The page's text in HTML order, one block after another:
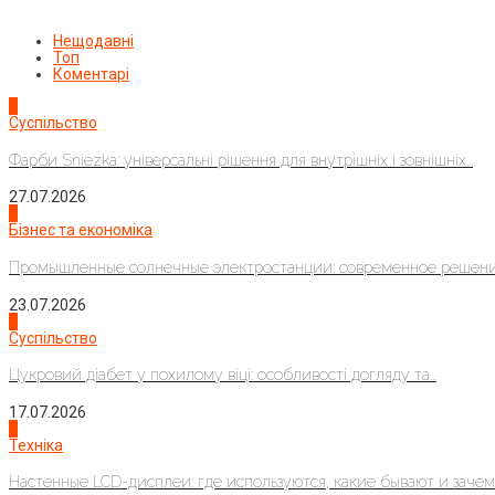
Нещодавні
Топ
Коментарі
Суспільство
Фарби Sniezka: універсальні рішення для внутрішніх і зовнішніх...
27.07.2026
Бізнес та економіка
Промышленные солнечные электростанции: современное
23.07.2026
Суспільство
Цукровий діабет у похилому віці: особливості догляду та...
17.07.2026
Техніка
Настенные LCD-дисплеи: где используются, какие бывают и